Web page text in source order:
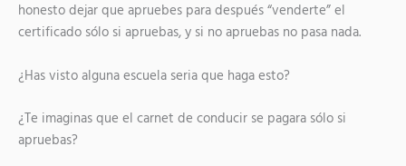
honesto dejar que apruebes para después “venderte” el
certificado sólo si apruebas, y si no apruebas no pasa nada.
¿Has visto alguna escuela seria que haga esto?
¿Te imaginas que el carnet de conducir se pagara sólo si
apruebas?